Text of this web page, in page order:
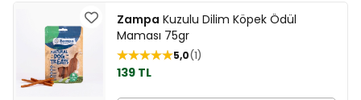
Zampa Kuzulu Dilim Köpek Ödül
Maması 75gr
5,0 1
139 TL